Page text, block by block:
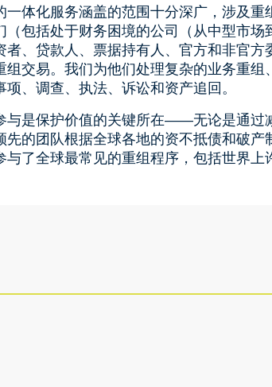
一体化服务涵盖的范围十分深广，涉及
（包括处于财务困境的公司（从中型市
者、贷款人、票据持有人、官方和非官
组交易。我们为他们处理复杂的业务重
项、调查、执法、诉讼和资产追回。
与是保护价值的关键所在——无论是通过
先的团队根据全球各地的资不抵债和破产
与了全球最常见的重组程序，包括世界上